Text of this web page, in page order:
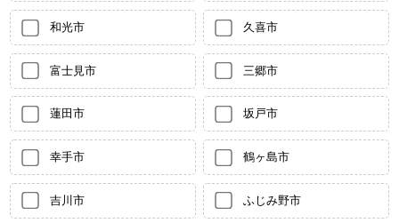
和光市 久喜市
富士見市 三郷市
蓮田市 坂戸市
幸手市 鶴ヶ島市
吉川市 ふじみ野市